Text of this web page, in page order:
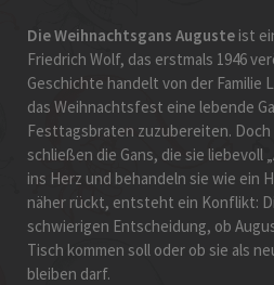
Die Weihnachtsgans Augusteist
Friedrich Wolf, das erstmals 1946
Geschichte handelt von der Familie
das Weihnachtsfest eine lebende
Festtagsbraten zuzubereiten. Doch
schließen die Gans, die sie liebevoll
ins Herz und behandeln sie wie ein
näher rückt, entsteht ein Konflikt:
schwierigen Entscheidung, ob
Tisch kommen soll oder ob sie als
bleiben darf.